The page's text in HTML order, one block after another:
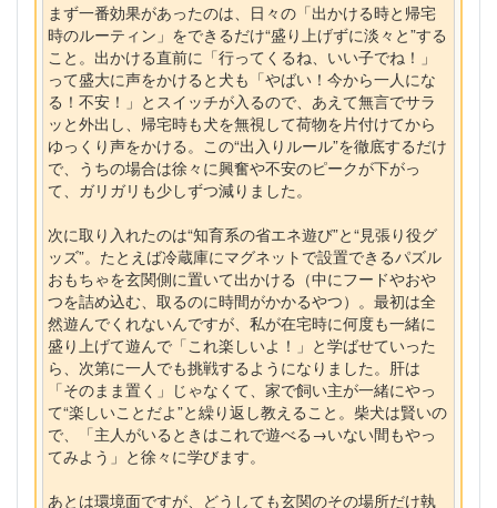
まず一番効果があったのは、日々の「出かける時と帰宅
時のルーティン」をできるだけ“盛り上げずに淡々と”する
こと。出かける直前に「行ってくるね、いい子でね！」
って盛大に声をかけると犬も「やばい！今から一人にな
る！不安！」とスイッチが入るので、あえて無言でサラ
ッと外出し、帰宅時も犬を無視して荷物を片付けてから
ゆっくり声をかける。この“出入りルール”を徹底するだけ
で、うちの場合は徐々に興奮や不安のピークが下がっ
て、ガリガリも少しずつ減りました。
次に取り入れたのは“知育系の省エネ遊び”と“見張り役グ
ッズ”。たとえば冷蔵庫にマグネットで設置できるパズル
おもちゃを玄関側に置いて出かける（中にフードやおや
つを詰め込む、取るのに時間がかかるやつ）。最初は全
然遊んでくれないんですが、私が在宅時に何度も一緒に
盛り上げて遊んで「これ楽しいよ！」と学ばせていった
ら、次第に一人でも挑戦するようになりました。肝は
「そのまま置く」じゃなくて、家で飼い主が一緒にやっ
て“楽しいことだよ”と繰り返し教えること。柴犬は賢いの
で、「主人がいるときはこれで遊べる→いない間もやっ
てみよう」と徐々に学びます。
あとは環境面ですが、どうしても玄関のその場所だけ執